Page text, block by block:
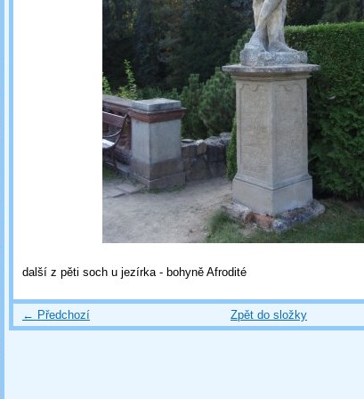
další z pěti soch u jezírka - bohyně Afrodité
← Předchozí Zpět do složky